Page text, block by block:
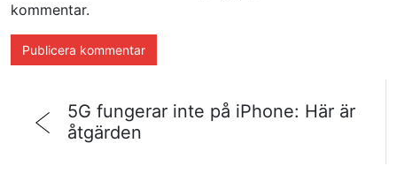
kommentar.
5G fungerar inte på iPhone: Här är
åtgärden